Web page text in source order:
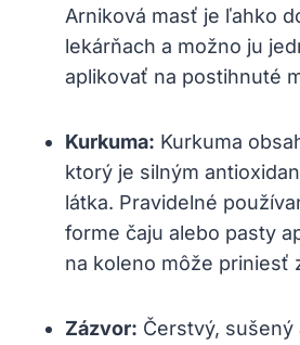
Arniková masť je ľahko
lekárňach a možno ju
aplikovať na postihnuté
Kurkuma: Kurkuma
ktorý je silným
látka. Pravidelné
forme čaju alebo pasty
na koleno môže priniesť
Zázvor: Čerstvý,